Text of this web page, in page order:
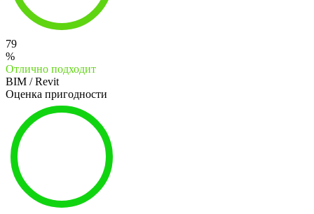
79
%
Отлично подходит
BIM / Revit
Оценка пригодности